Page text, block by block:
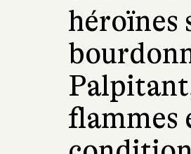
héroïnes
flammes